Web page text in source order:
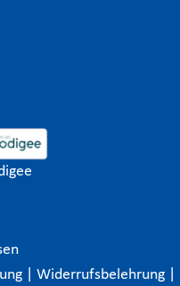
Widerrufsbelehrung